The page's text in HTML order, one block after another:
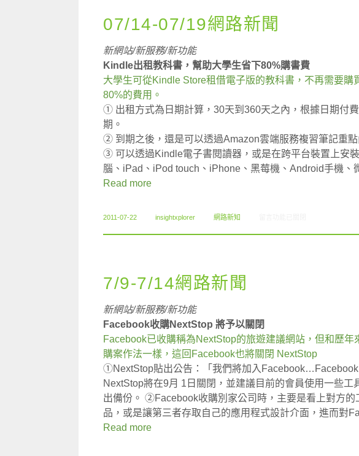
07/14-07/19網路新聞
新網站/新服務/新功能
Kindle出租教科書，幫助大學生省下80%購書費
大學生可從Kindle Store租借電子版的教科書，不再需要購
80%的費用。
① 出租方式為日期計算，30天到360天之內，根據日期付
期。
② 到期之後，還是可以透過Amazon雲端服務複習筆記重點
③ 可以透過Kindle電子書閱讀器，或是在跨平台裝置上安
腦、iPad、iPod touch、iPhone、黑莓機、Android手機、
Read more
2011-07-22 insightxplorer 網路新知
7/9-7/14網路新聞
新網站/新服務/新功能
Facebook收購NextStop 將予以關閉
Facebook已收購稱為NextStop的旅遊建議網站，但和歷年
購案作法一樣，這回Facebook也將關閉 NextStop
①NextStop貼出公告：「我們將加入Facebook…Facebook
NextStop將在9月 1日關閉，並建議目前的會員使用一些工
出備份。 ②Facebook收購別家公司時，主要是看上對方的
品，或是讓第三者存取自己的應用程式設計介面，進而對
Read more